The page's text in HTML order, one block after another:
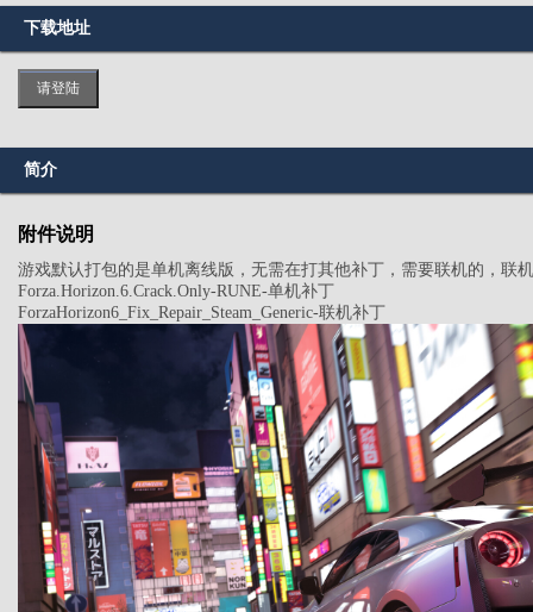
下载地址
请登陆
简介
附件说明
游戏默认打包的是单机离线版，无需在打其他补丁，需要联机的，联
Forza.Horizon.6.Crack.Only-RUNE-单机补丁
ForzaHorizon6_Fix_Repair_Steam_Generic-联机补丁